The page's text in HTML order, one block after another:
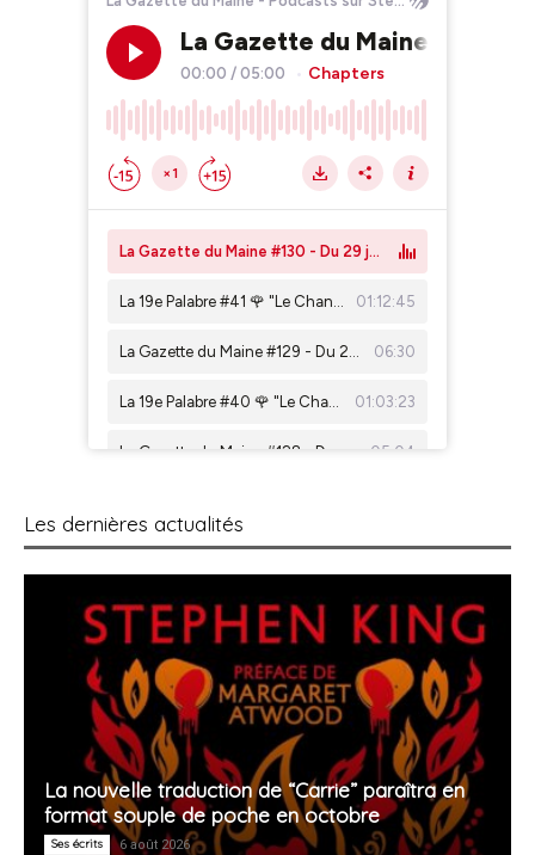
Les dernières actualités
La nouvelle traduction de “Carrie” paraîtra en
format souple de poche en octobre
Ses écrits 6 août 2026